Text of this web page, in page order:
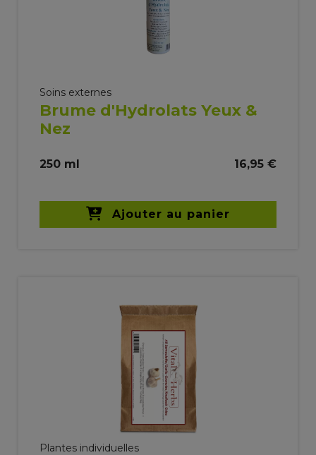
Soins externes
Brume d'Hydrolats Yeux &
Nez
250 ml 16,95 €
Ajouter au panier
Plantes individuelles